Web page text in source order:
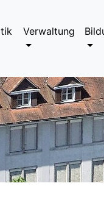
Verwaltung